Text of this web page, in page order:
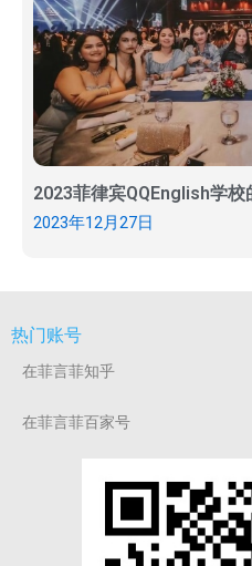
2023菲律宾QQEnglish学
2023年12月27日
热门账号
在菲言菲知乎
在菲言菲百家号